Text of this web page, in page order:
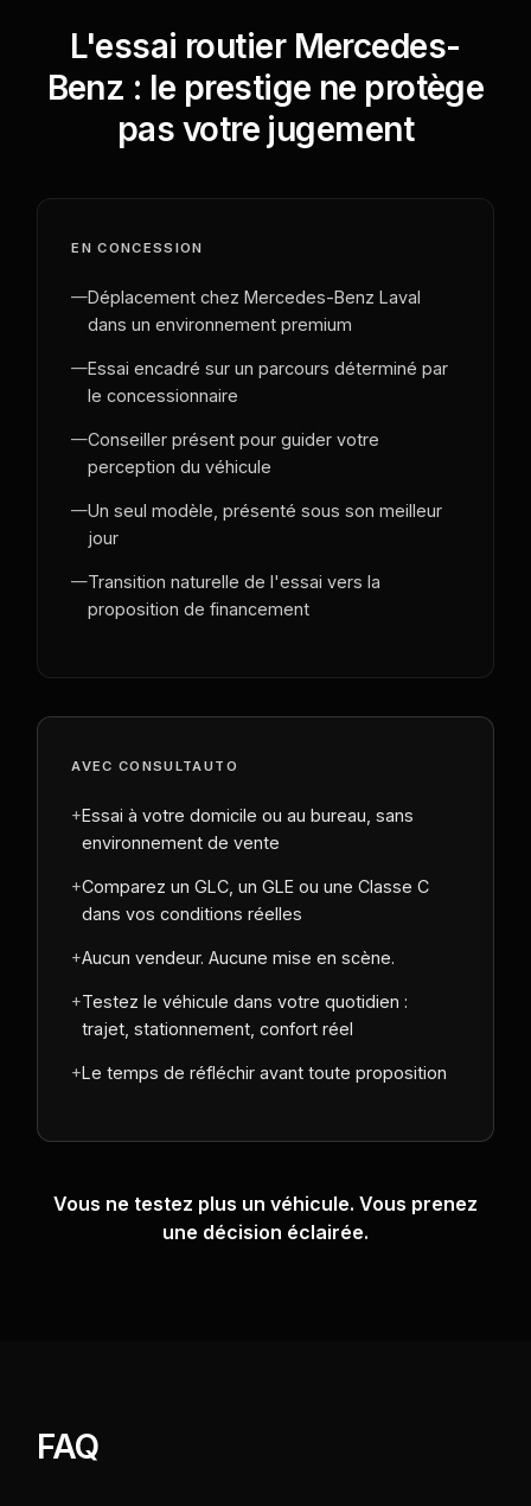
L'essai routier Mercedes-
Benz : le prestige ne protège
pas votre jugement
EN CONCESSION
—Déplacement chez Mercedes-Benz Laval
dans un environnement premium
—Essai encadré sur un parcours déterminé par
le concessionnaire
—Conseiller présent pour guider votre
perception du véhicule
—Un seul modèle, présenté sous son meilleur
jour
—Transition naturelle de l'essai vers la
proposition de financement
AVEC CONSULTAUTO
+Essai à votre domicile ou au bureau, sans
environnement de vente
+Comparez un GLC, un GLE ou une Classe C
dans vos conditions réelles
+Aucun vendeur. Aucune mise en scène.
+Testez le véhicule dans votre quotidien :
trajet, stationnement, confort réel
+Le temps de réfléchir avant toute proposition
Vous ne testez plus un véhicule. Vous prenez
une décision éclairée.
FAQ